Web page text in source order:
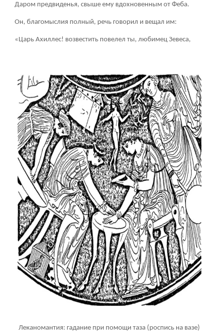
Даром предвиденья, свыше ему вдохновенным от Феба.
Он, благомыслия полный, речь говорил и вещал им:
«Царь Ахиллес! возвестить повелел ты, любимец Зевеса,
Леканомантия: гадание при помощи таза (роспись на вазе)